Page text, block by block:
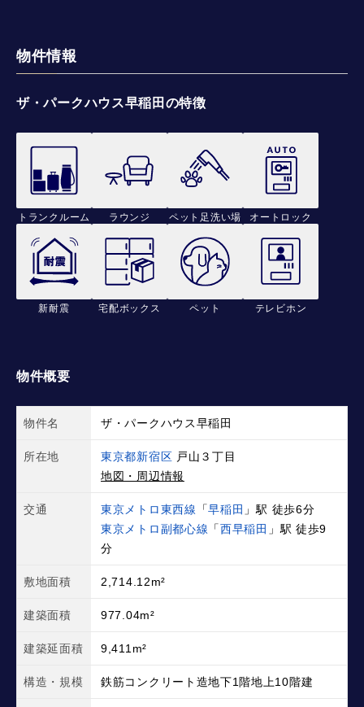
物件情報
ザ・パークハウス早稲田の特徴
トランクルーム ラウンジ ペット足洗い場 オートロック
新耐震 宅配ボックス ペット テレビホン
物件概要
物件名 ザ・パークハウス早稲田
所在地 東京都新宿区 戸山３丁目
地図・周辺情報
交通 東京メトロ東西線 「早稲田 」駅 徒歩6分
東京メトロ副都心線 「西早稲田 」駅 徒歩9
分
敷地面積 2,714.12m²
建築面積 977.04m²
建築延面積 9,411m²
構造・規模 鉄筋コンクリート造地下1階地上10階建